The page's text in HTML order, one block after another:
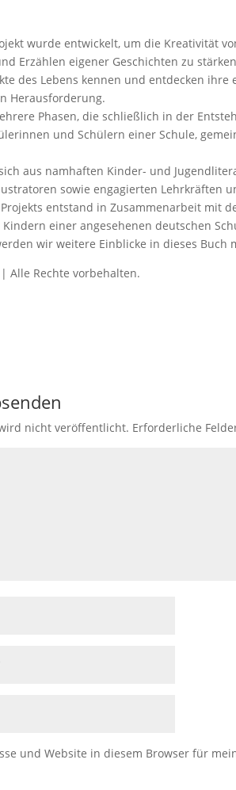
wurde entwickelt, um die Kreativität
Erzählen eigener Geschichten zu
des Lebens kennen und entdecken
Herausforderung.
Phasen, die schließlich in der
und Schülern einer Schule,
aus namhaften Kinder- und
sowie engagierten Lehrkräften
entstand in Zusammenarbeit mit
einer angesehenen deutschen
wir weitere Einblicke in dieses Buch
Alle Rechte vorbehalten.
nicht veröffentlicht. Erforderliche
und Website in diesem Browser für